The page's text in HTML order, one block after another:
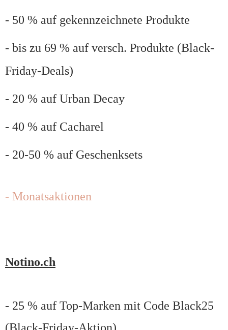
- 50 % auf gekennzeichnete Produkte
- bis zu 69 % auf versch. Produkte (Black-
Friday-Deals)
- 20 % auf Urban Decay
- 40 % auf Cacharel
- 20-50 % auf Geschenksets
- Monatsaktionen
Notino.ch
- 25 % auf Top-Marken mit Code Black25